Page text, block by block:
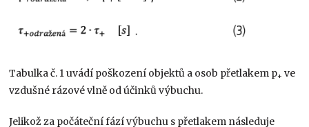
Tabulka č. 1 uvádí poškození objektů a osob přetlakem p+ ve
vzdušné rázové vlně od účinků výbuchu.
Jelikož za počáteční fází výbuchu s přetlakem následuje